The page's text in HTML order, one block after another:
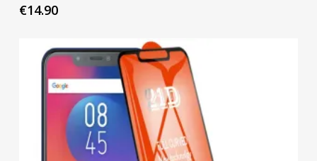
€14.90